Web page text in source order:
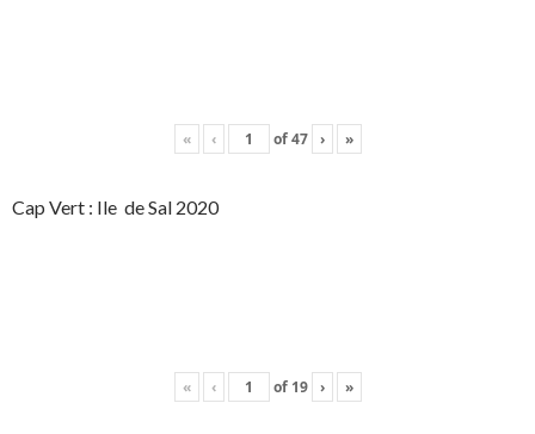
« ‹ of47 › »
Cap Vert : Ile de Sal 2020
« ‹ of 19 › »